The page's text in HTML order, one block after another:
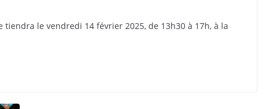
le vendredi 14 février 2025, de 13h30 à 17h, à la